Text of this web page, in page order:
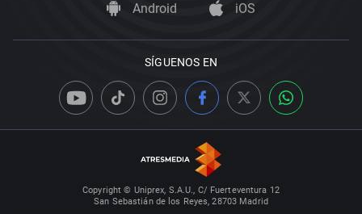
Android iOS
SÍGUENOS EN
Copyright © Uniprex, S.A.U., C/ Fuerteventura 12
San Sebastián de los Reyes, 28703 Madrid